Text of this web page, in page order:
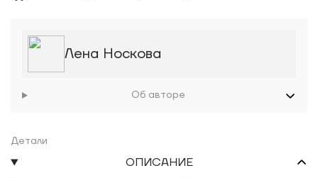
Лена Носкова
Об авторе
Детали
ОПИСАНИЕ